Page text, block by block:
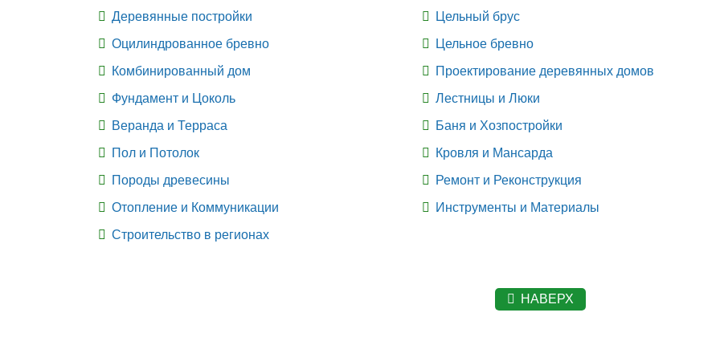
Деревянные постройки
Цельный брус
Оцилиндрованное бревно
Цельное бревно
Комбинированный дом
Проектирование деревянных домов
Фундамент и Цоколь
Лестницы и Люки
Веранда и Терраса
Баня и Хозпостройки
Пол и Потолок
Кровля и Мансарда
Породы древесины
Ремонт и Реконструкция
Отопление и Коммуникации
Инструменты и Материалы
Строительство в регионах
НАВЕРХ